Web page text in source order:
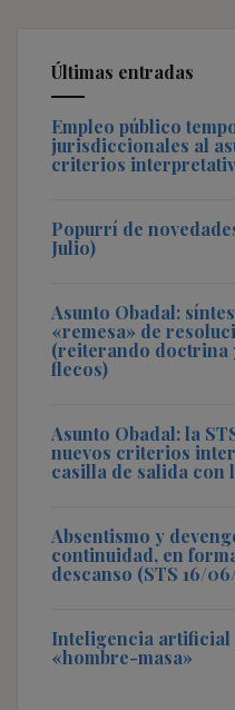
Últimas entradas
Empleo público
jurisdiccionales al
criterios
Popurrí de
Julio)
Asunto Obadal:
«remesa» de
(reiterando doctrina
flecos)
Asunto Obadal: la
nuevos criterios
casilla de salida con
Absentismo y
continuidad, en
descanso (STS 16/
Inteligencia artificial
«hombre-masa»